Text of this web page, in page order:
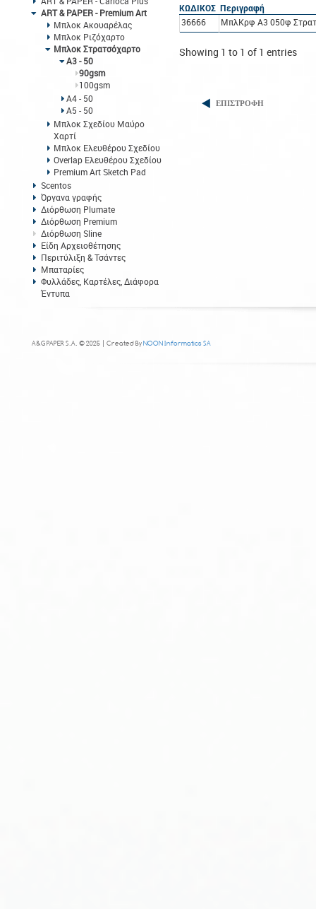
ART & PAPER - Premium Art
Μπλοκ Ακουαρέλας
Μπλοκ Ριζόχαρτο
Μπλοκ Στρατσόχαρτο
Α3 - 50
90gsm
100gsm
Α4 - 50
Α5 - 50
Μπλοκ Σχεδίου Μαύρο
Χαρτί
Μπλοκ Ελευθέρου Σχεδίου
Overlap Ελευθέρου Σχεδίου
Premium Art Sketch Pad
Scentos
Όργανα γραφής
Διόρθωση Plumate
Διόρθωση Premium
Διόρθωση Sline
Είδη Αρχειοθέτησης
Περιτύλιξη & Τσάντες
Μπαταρίες
Φυλλάδες, Καρτέλες, Διάφορα
Έντυπα
ΚΩΔΙΚΟΣ Περιγραφή
36666
ΜπλΚρφ A3 050φ
Showing 1 to 1 of 1 entries
ΕΠΙΣΤΡΟΦΗ
A&G PAPER S.A. © 2025 | Created ByNOON Informatics SA